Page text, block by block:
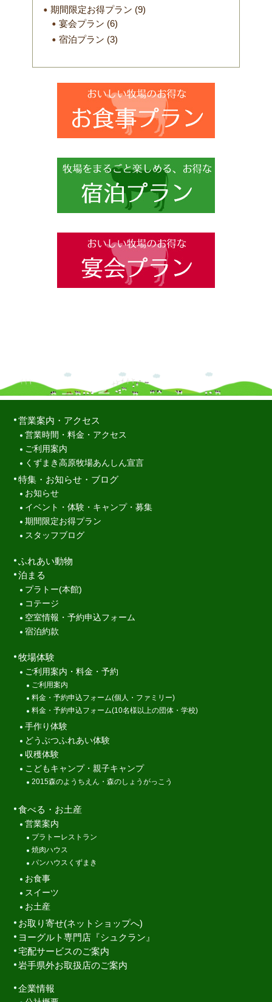
期間限定お得プラン (9)
宴会プラン (6)
宿泊プラン (3)
営業案内・アクセス
営業時間・料金・アクセス
ご利用案内
くずまき高原牧場あんしん宣言
特集・お知らせ・ブログ
お知らせ
イベント・体験・キャンプ・募集
期間限定お得プラン
スタッフブログ
ふれあい動物
泊まる
プラトー(本館)
コテージ
空室情報・予約申込フォーム
宿泊約款
牧場体験
ご利用案内・料金・予約
ご利用案内
料金・予約申込フォーム(個人・ファミリー)
料金・予約申込フォーム(10名様以上の団体・学校)
手作り体験
どうぶつふれあい体験
収穫体験
こどもキャンプ・親子キャンプ
2015森のようちえん・森のしょうがっこう
食べる・お土産
営業案内
プラトーレストラン
焼肉ハウス
パンハウスくずまき
お食事
スイーツ
お土産
お取り寄せ(ネットショップへ)
ヨーグルト専門店『シュクラン』
宅配サービスのご案内
岩手県外お取扱店のご案内
企業情報